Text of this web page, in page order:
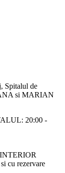
Spitalul de
si MARIAN
20:00 -
cu rezervare